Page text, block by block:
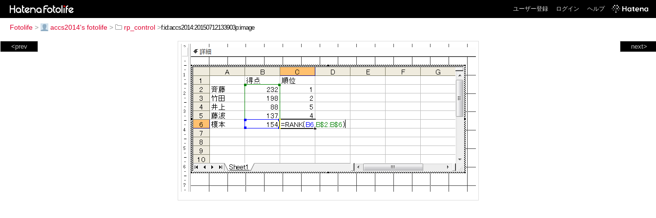
ユーザー登録 ログイン ヘルプ
Fotolife > accs2014's fotolife > rp_control >
next>
<prev